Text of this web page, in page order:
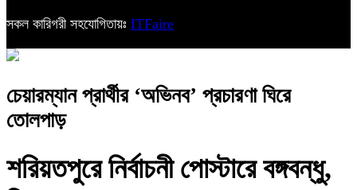
সকল কারিগরী সহযোগিতায়ঃ ITFaire
চেয়ারম্যান প্রার্থীর ‘অভিনব’ প্রচারণা ঘিরে
তোলপাড়
শরিয়তপুরে নির্বাচনী পোস্টারে বঙ্গবন্ধু,